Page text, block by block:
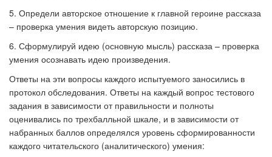
5. Определи авторское отношение к главной героине рассказа
– проверка умения видеть авторскую позицию.
6. Сформулируй идею (основную мысль) рассказа – проверка
умения осознавать идею произведения.
Ответы на эти вопросы каждого испытуемого заносились в
протокол обследования. Ответы на каждый вопрос тестового
задания в зависимости от правильности и полноты
оценивались по трехбалльной шкале, и в зависимости от
набранных баллов определялся уровень сформированности
каждого читательского (аналитического) умения: